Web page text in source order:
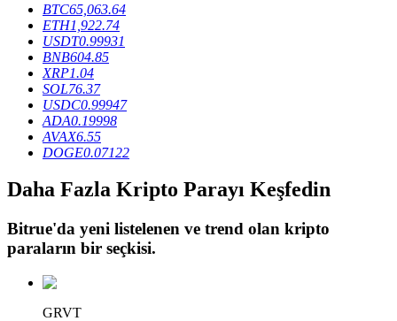
BTR sahiplerine özel yatırımlar
Krediler
Kripto destekli borçlanma hizmeti
BTC65,063.64
ETH1,922.74
USDT0.99931
BNB604.85
XRP1.04
SOL76.37
USDC0.99947
ADA0.19998
AVAX6.55
DOGE0.07122
Daha Fazla Kripto Parayı Keşfedin
Bitrue'da yeni listelenen ve trend olan kripto
paraların bir seçkisi.
GRVT